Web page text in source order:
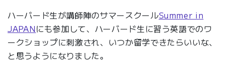
ハーバード生が講師陣のサマースクールSummer in
JAPANにも参加して、ハーバード生に習う英語でのワ
ークショップに刺激され、いつか留学できたらいいな、
と思うようになりました。